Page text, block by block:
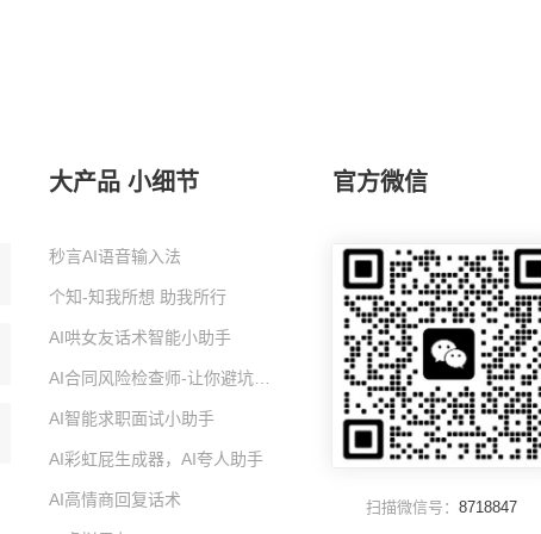
大产品 小细节
秒言AI语音输入法
个知-知我所想 助我所行
AI哄女友话术智能小助手
AI智能求职面试小助手
AI彩虹屁生成器，AI夸人助手
AI高情商回复话术
官方微信
扫描微信号： 8718847